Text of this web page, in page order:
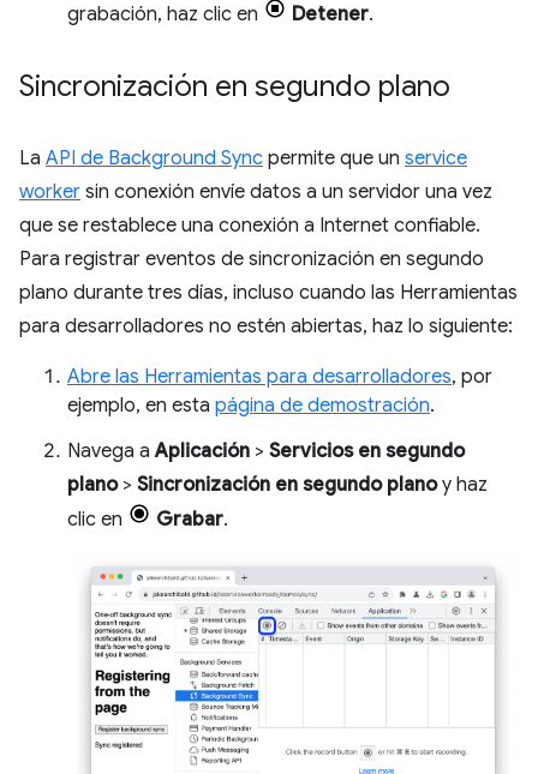
grabación, haz clic en
Detener.
Sincronización en segundo plano
La API de Background Sync permite que un service
worker sin conexión envíe datos a un servidor una vez
que se restablece una conexión a Internet confiable.
Para registrar eventos de sincronización en segundo
plano durante tres días, incluso cuando las Herramientas
para desarrolladores no estén abiertas, haz lo siguiente:
Abre las Herramientas para desarrolladores, por
ejemplo, en esta página de demostración.
Navega aAplicación > Servicios en segundo
plano> Sincronización en segundo planoy haz
clic en
Grabar.